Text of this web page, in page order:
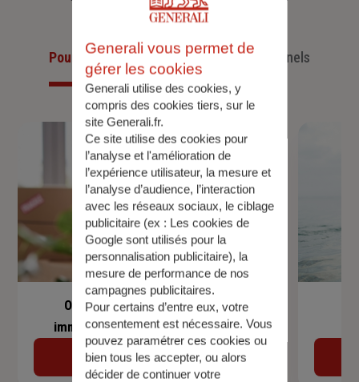
Pour les particuliersPour les professionnels
Offre spéciale assurance prêt
immobilier + assurance habitation
Découvrir
Generali vous permet de
gérer les cookies
Generali utilise des cookies, y
compris des cookies tiers, sur le
site Generali.fr.
Ce site utilise des cookies pour
l’analyse et l'amélioration de
l’expérience utilisateur, la mesure et
l’analyse d’audience, l’interaction
avec les réseaux sociaux, le ciblage
publicitaire (ex : Les cookies de
Google sont utilisés pour la
personnalisation publicitaire), la
mesure de performance de nos
campagnes publicitaires.
Pour certains d’entre eux, votre
consentement est nécessaire. Vous
pouvez paramétrer ces cookies ou
bien tous les accepter, ou alors
décider de continuer votre